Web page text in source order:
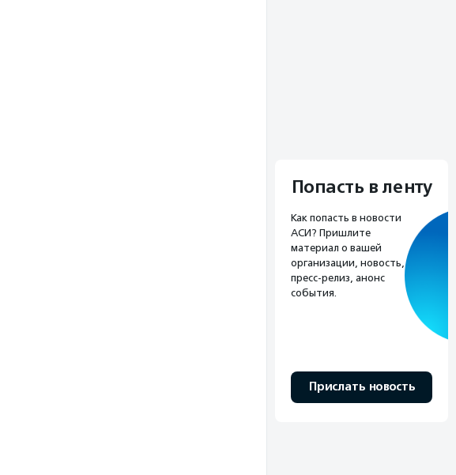
Попасть в ленту
Как попасть в новости
АСИ? Пришлите
материал о вашей
организации, новость,
пресс-релиз, анонс
события.
Прислать новость